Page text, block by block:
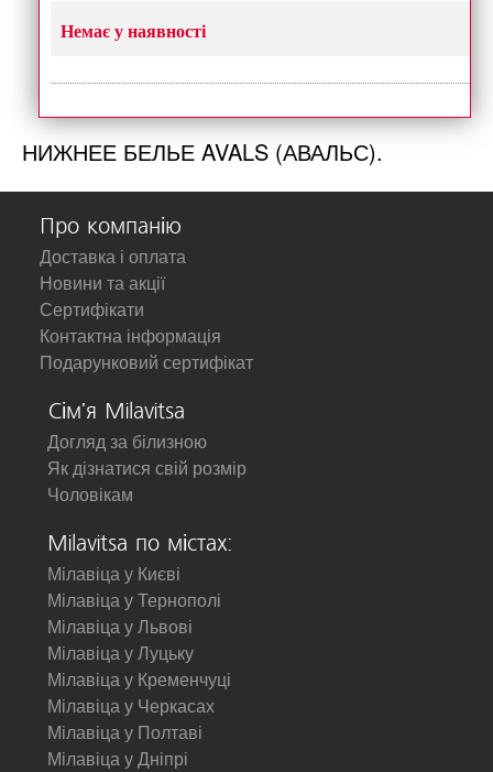
Немає у наявності
НИЖНЕЕ БЕЛЬЕ AVALS (АВАЛЬС).
Про компанію
Доставка і оплата
Новини та акції
Сертифікати
Контактна інформація
Подарунковий сертифікат
Сім'я Milavitsa
Догляд за білизною
Як дізнатися свій розмір
Чоловікам
Milavitsa по містах:
Мілавіца у Києві
Мілавіца у Тернополі
Мілавіца у Львові
Мілавіца у Луцьку
Мілавіца у Кременчуці
Мілавіца у Черкасах
Мілавіца у Полтаві
Мілавіца у Дніпрі